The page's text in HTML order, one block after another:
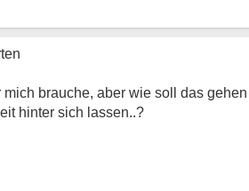
brauche, aber wie soll das
hinter sich lassen..?